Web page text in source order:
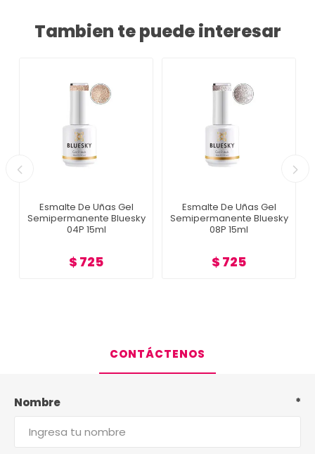
Tambien te puede interesar
Esmalte De Uñas Gel
Semipermanente Bluesky
04P 15ml
$ 725
Esmalte De Uñas Gel
Semipermanente Bluesky
08P 15ml
$ 725
CONTÁCTENOS
Nombre *